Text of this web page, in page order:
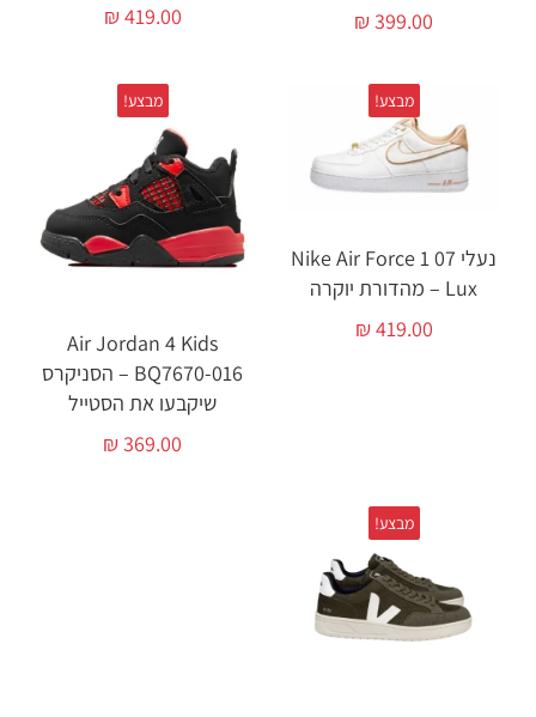
₪399.00
₪419.00
מבצע!
נעלי Nike Air Force 1 07
Lux – מהדורת יוקרה
₪419.00
מבצע!
Air Jordan 4 Kids
BQ7670-016 – הסניקרס
שיקבעו את הסטייל
₪369.00
מבצע!